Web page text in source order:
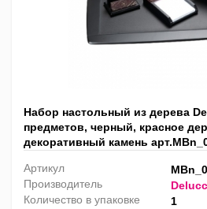
Набор настольный из дерева
предметов, черный, красное
декоративный камень
Артикул
Производитель
Количество в упаковке
1